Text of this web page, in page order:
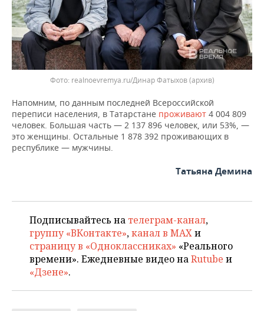
realnoevremya.ru/Динар Фатыхов (архив)
Напомним, по данным последней Всероссийской
переписи населения, в Татарстане проживают 4 004 809
человек. Большая часть — 2 137 896 человек, или 53%, —
это женщины. Остальные 1 878 392 проживающих в
республике — мужчины.
Татьяна Демина
Подписывайтесь на телеграм-канал,
группу «ВКонтакте»,канал в MAXи
страницу в «Одноклассниках» «Реального
времени». Ежедневные видео наRutube и
«Дзене».